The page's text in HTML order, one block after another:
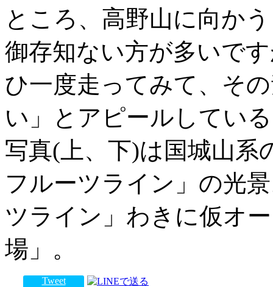
ところ、高野山に向か
御存知ない方が多いで
ひ一度走ってみて、そ
い」とアピールしてい
写真(上、下)は国城山系
フルーツライン」の光
ツライン」わきに仮オ
場」。
Tweet